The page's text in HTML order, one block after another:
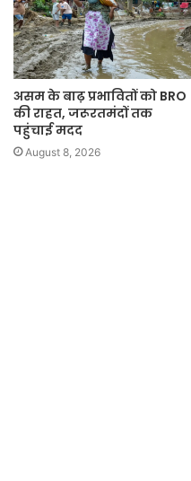
असम के बाढ़ प्रभावितों को BRO
की राहत, जरूरतमंदों तक
पहुंचाई मदद
August 8, 2026